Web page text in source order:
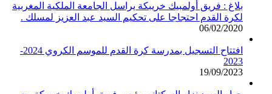
بلاغ : فريق أولمبيك خريبكة يراسل الجامعة الملكية المغربية
لكرة القدم احتجاجا على تحكيم السيد عبد العزيز لمسلك .
06/02/2020
افتتاح التسجيل بمدرسة كرة القدم للموسم الكروي 2024-
2023
19/09/2023